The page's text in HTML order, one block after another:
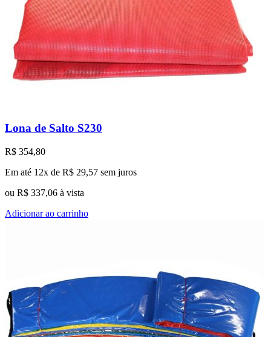
Lona de Salto S230
R$ 354,80
Em até 12x de R$ 29,57 sem juros
ou R$ 337,06 à vista
Adicionar ao carrinho